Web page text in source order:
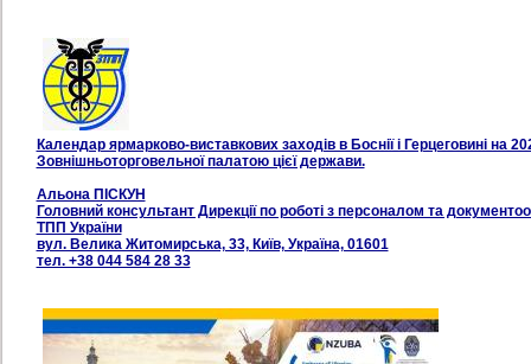
Календар ярмарково-виставкових заходів в Боснії і Герцеговині на
Зовнішньоторговельної палатою цієї держави.
Альона ПІСКУН
Головний консультант Дирекції по роботі з персоналом та
ТПП України
вул. Велика Житомирська, 33, Київ, Україна, 01601
тел. +38 044 584 28 33